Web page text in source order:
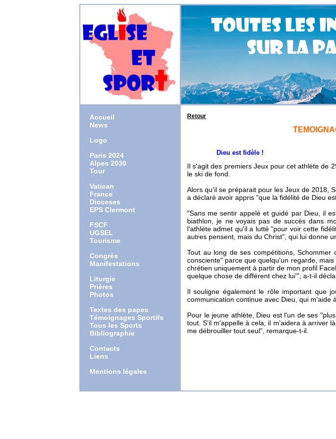
Accueil
News
Logo
Paris 2024
Alpes 2030
Tour
Vatican
France
Dioceses
EPS Clermont
FSCF
UGSEL
Tourisme
Congrès
Manifestations
Liturgie
Prières
Photos
Textes des papes
Témoignages Sportifs
Tous les Sports
Bibliographie
Contacts
Liens
Mentions légales
Retour
Dieu est fidèle !
Il s'agit des premiers Jeux pour cet athlète de
le ski de fond.
Alors qu'il se préparait pour les Jeux de 2018,
a déclaré avoir appris "que la fidélité de Dieu
"Sans me sentir appelé et guidé par Dieu, il
biathlon, je ne voyais pas de succès dans
l'athlète admet qu'il a lutté "pour voir cette
autres pensent, mais du Christ", qui lui donne
Tout au long de ses compétitions,
consciente" parce que quelqu'un regarde,
chrétien uniquement à partir de mon profil
quelque chose de différent chez lui'", a-t-il
Il souligne également le rôle important que
communication continue avec Dieu, qui m'aide
Pour le jeune athlète, Dieu est l'un de ses
tout. S'il m'appelle à cela, il m'aidera à arriver
me débrouiller tout seul", remarque-t-il.